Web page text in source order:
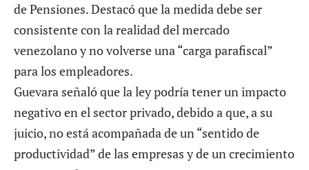
de Pensiones. Destacó que la medida debe ser
consistente con la realidad del mercado
venezolano y no volverse una “carga parafiscal”
para los empleadores.
Guevara señaló que la ley podría tener un impacto
negativo en el sector privado, debido a que, a su
juicio, no está acompañada de un “sentido de
productividad” de las empresas y de un crecimiento